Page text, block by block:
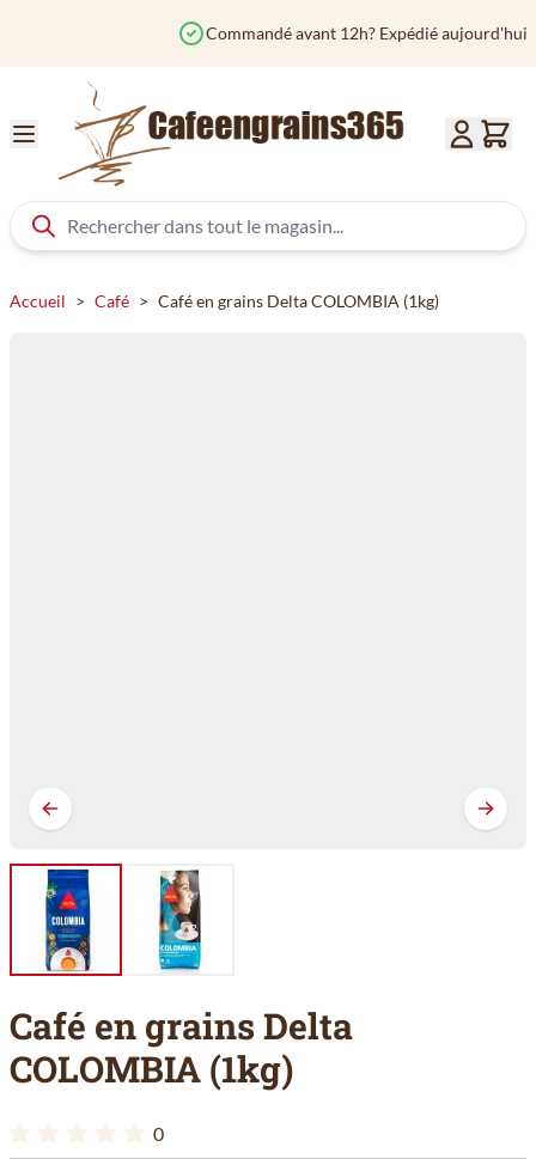
Commandé avant 12h? Expédié aujourd'hui
Accueil > Café > Café en grains Delta COLOMBIA (1kg)
Café en grains Delta
COLOMBIA (1kg)
0